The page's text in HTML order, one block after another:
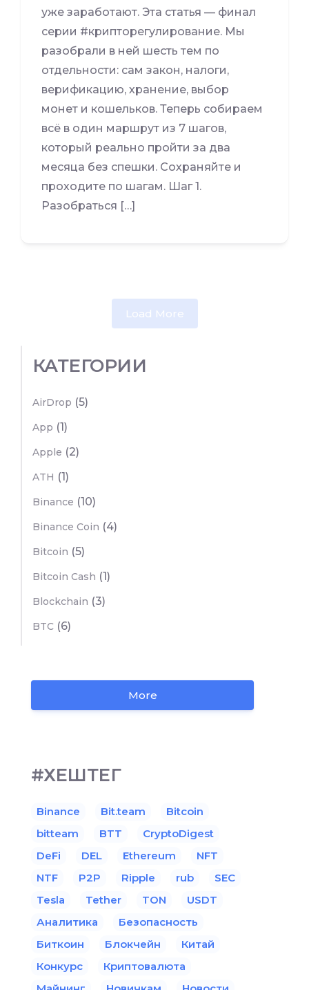
уже заработают. Эта статья — финал
серии #крипторегулирование. Мы
разобрали в ней шесть тем по
отдельности: сам закон, налоги,
верификацию, хранение, выбор
монет и кошельков. Теперь собираем
всё в один маршрут из 7 шагов,
который реально пройти за два
месяца без спешки. Сохраняйте и
проходите по шагам. Шаг 1.
Разобраться […]
Load More
КАТЕГОРИИ
AirDrop (5)
App (1)
Apple (2)
ATH (1)
Binance (10)
Binance Coin (4)
Bitcoin (5)
Bitcoin Cash (1)
Blockchain (3)
BTC (6)
More
#ХЕШТЕГ
Binance Bit.team
Bitcoin
bitteam
BTT
CryptoDigest
DeFi
DEL Ethereum
NFT
NTF
P2P Ripple rub
SEC
Tesla
Tether TON
USDT
Аналитика
Безопасность
Биткоин
Блокчейн
Китай
Конкурс
Криптовалюта